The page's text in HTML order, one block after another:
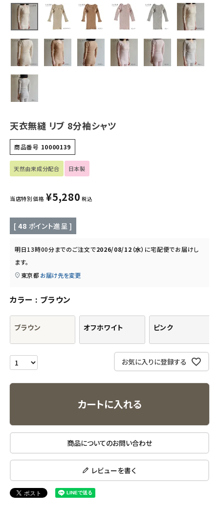
衛生用品
日用品雑貨
フェムケア
インナー・下着・ナイトウェア
キッチン用品
フード・ドリンク
定期購入
ナチュラムーン
エコメイト
ナチュラプラス
アルマウィン
ようこそ ゲスト 様
天衣無縫 リブ 8分袖シャツ
商品番号 10000139
天然由来成分配合 日本製
当店特別価格 ¥5,280 税込
[ 48 ポイント進呈 ]
明日13時00分までのご注文で2026/08/12（水） に宅配便でお届けし
ます。
東京都 お届け先を変更
カラー ブラウン
ブラウン オフホワイト ピンク
お気に入りに登録する
カートに入れる
商品についてのお問い合わせ
レビューを書く